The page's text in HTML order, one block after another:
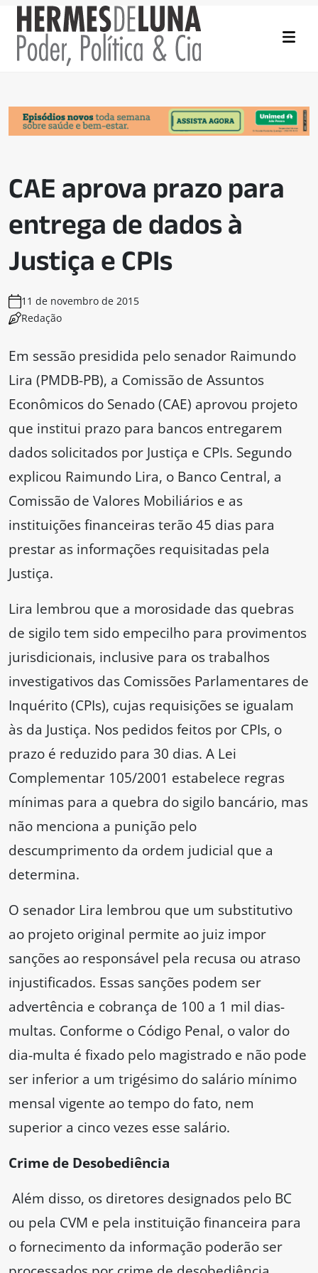
CAE aprova prazo para
entrega de dados à
Justiça e CPIs
11 de novembro de 2015
Redação
Em sessão presidida pelo senador Raimundo
Lira (PMDB-PB), a Comissão de Assuntos
Econômicos do Senado (CAE) aprovou projeto
que institui prazo para bancos entregarem
dados solicitados por Justiça e CPIs. Segundo
explicou Raimundo Lira, o Banco Central, a
Comissão de Valores Mobiliários e as
instituições financeiras terão 45 dias para
prestar as informações requisitadas pela
Justiça.
Lira lembrou que a morosidade das quebras
de sigilo tem sido empecilho para provimentos
jurisdicionais, inclusive para os trabalhos
investigativos das Comissões Parlamentares de
Inquérito (CPIs), cujas requisições se igualam
às da Justiça. Nos pedidos feitos por CPIs, o
prazo é reduzido para 30 dias. A Lei
Complementar 105/2001 estabelece regras
mínimas para a quebra do sigilo bancário, mas
não menciona a punição pelo
descumprimento da ordem judicial que a
determina.
O senador Lira lembrou que um substitutivo
ao projeto original permite ao juiz impor
sanções ao responsável pela recusa ou atraso
injustificados. Essas sanções podem ser
advertência e cobrança de 100 a 1 mil dias-
multas. Conforme o Código Penal, o valor do
dia-multa é fixado pelo magistrado e não pode
ser inferior a um trigésimo do salário mínimo
mensal vigente ao tempo do fato, nem
superior a cinco vezes esse salário.
Crime de Desobediência
Além disso, os diretores designados pelo BC
ou pela CVM e pela instituição financeira para
o fornecimento da informação poderão ser